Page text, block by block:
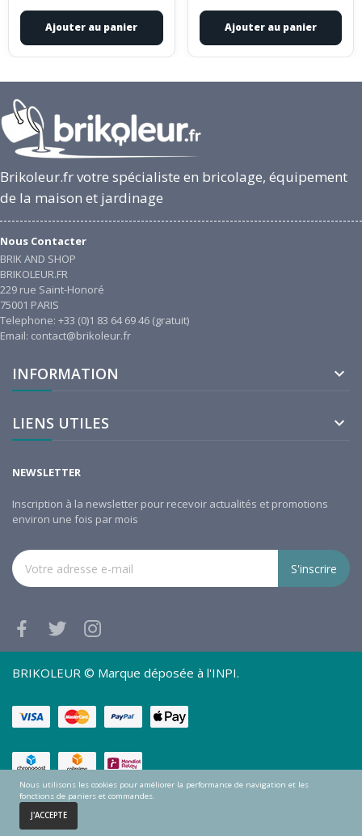
Accueil
Ajouter au panier Ajouter au panier
Brikoleur.fr votre spécialiste en bricolage, équipement
de la maison et jardinage
Nous Contacter
BRIK AND SHOP
BRIKOLEUR.FR
229 rue Saint-Honoré
75001 PARIS
Telephone: +33 (0)1 83 64 69 46 (gratuit)
Email: contact@brikoleur.fr
INFORMATION 
LIENS UTILES 
NEWSLETTER
Inscription à la newsletter pour recevoir actualités et promotions
environ une fois par mois
S'inscrire
BRIKOLEUR © Marque déposée à l'INPI.
Nous utilisons les cookies pour améliorer la performance de navigation et les
fonctions de paniers et commandes.
J'ACCEPTE